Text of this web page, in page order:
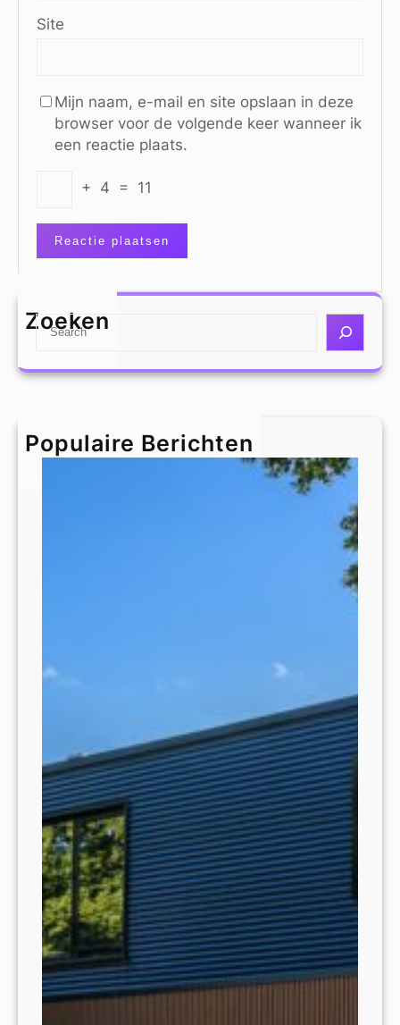
Site
Mijn naam, e-mail en site opslaan in deze
browser voor de volgende keer wanneer ik
een reactie plaats.
+ 4 = 11
Zoeken
S
a
h
Populaire Berichten